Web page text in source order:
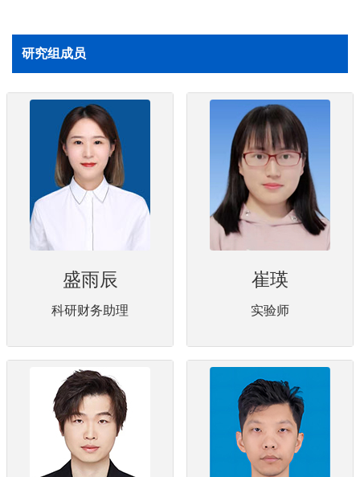
研究组成员
盛雨辰
科研财务助理
崔瑛
实验师